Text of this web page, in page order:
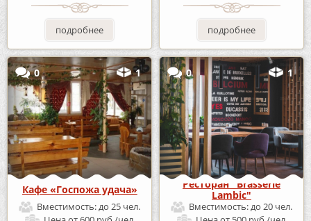
подробнее подробнее
0 1
Кафе «Госпожа удача»
Вместимость:до 25 чел.
0 1
Ресторан "Brasserie
Lambic"
Вместимость:до 20 чел.